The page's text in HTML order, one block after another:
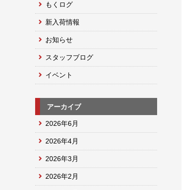
もくログ
新入荷情報
お知らせ
スタッフブログ
イベント
アーカイブ
2026年6月
2026年4月
2026年3月
2026年2月